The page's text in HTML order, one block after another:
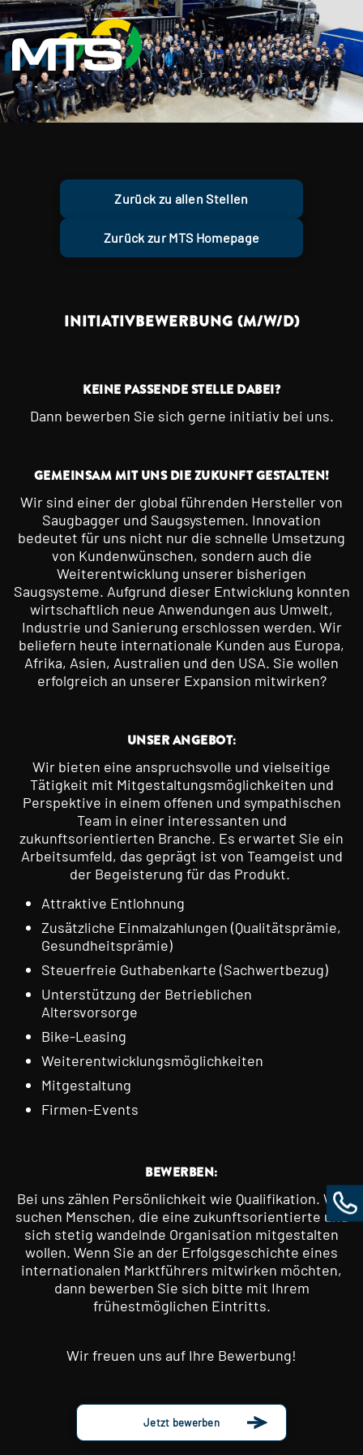
Zurück zu allen Stellen
Zurück zur MTS Homepage
INITIATIVBEWERBUNG (M/W/D)
KEINE PASSENDE STELLE DABEI?
Dann bewerben Sie sich gerne initiativ bei uns.
GEMEINSAM MIT UNS DIE ZUKUNFT GESTALTEN!
Wir sind einer der global führenden Hersteller von
Saugbagger und Saugsystemen. Innovation
bedeutet für uns nicht nur die schnelle Umsetzung
von Kundenwünschen, sondern auch die
Weiterentwicklung unserer bisherigen
Saugsysteme. Aufgrund dieser Entwicklung konnten
wirtschaftlich neue Anwendungen aus Umwelt,
Industrie und Sanierung erschlossen werden. Wir
beliefern heute internationale Kunden aus Europa,
Afrika, Asien, Australien und den USA. Sie wollen
erfolgreich an unserer Expansion mitwirken?
UNSER ANGEBOT:
Wir bieten eine anspruchsvolle und vielseitige
Tätigkeit mit Mitgestaltungsmöglichkeiten und
Perspektive in einem offenen und sympathischen
Team in einer interessanten und
zukunftsorientierten Branche. Es erwartet Sie ein
Arbeitsumfeld, das geprägt ist von Teamgeist und
der Begeisterung für das Produkt.
Attraktive Entlohnung
Zusätzliche Einmalzahlungen (Qualitätsprämie,
Gesundheitsprämie)
Steuerfreie Guthabenkarte (Sachwertbezug)
Unterstützung der Betrieblichen
Altersvorsorge
Bike-Leasing
Weiterentwicklungsmöglichkeiten
Mitgestaltung
Firmen-Events
BEWERBEN:
Bei uns zählen Persönlichkeit wie Qualifikation. Wir
suchen Menschen, die eine zukunftsorientierte und
sich stetig wandelnde Organisation mitgestalten
wollen. Wenn Sie an der Erfolgsgeschichte eines
internationalen Marktführers mitwirken möchten,
dann bewerben Sie sich bitte mit Ihrem
frühestmöglichen Eintritts.
Wir freuen uns auf Ihre Bewerbung!
Jetzt bewerben